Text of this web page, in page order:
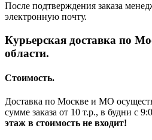
После подтверждения заказа
электронную почту.
Курьерская доставка по
области.
Стоимость.
Доставка по Москве и МО
сумме заказа от 10 т.р., в будни с
этаж в стоимость не входит!